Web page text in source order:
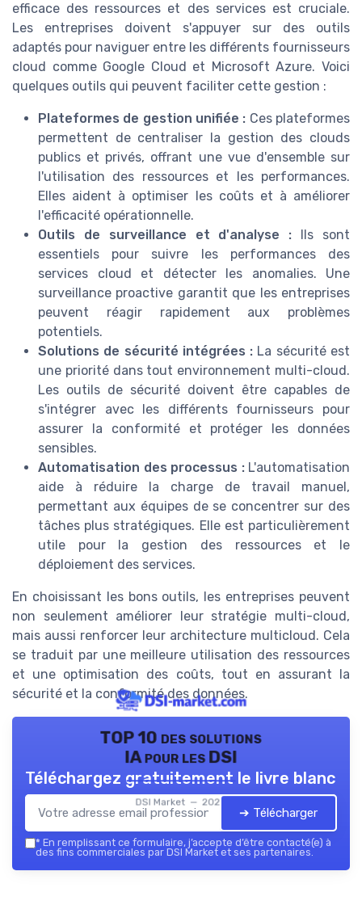
efficace des ressources et des services est cruciale.
Les entreprises doivent s'appuyer sur des outils
adaptés pour naviguer entre les différents fournisseurs
cloud comme Google Cloud et Microsoft Azure. Voici
quelques outils qui peuvent faciliter cette gestion :
Plateformes de gestion unifiée : Ces plateformes
permettent de centraliser la gestion des clouds
publics et privés, offrant une vue d'ensemble sur
l'utilisation des ressources et les performances.
Elles aident à optimiser les coûts et à améliorer
l'efficacité opérationnelle.
Outils de surveillance et d'analyse : Ils sont
essentiels pour suivre les performances des
services cloud et détecter les anomalies. Une
surveillance proactive garantit que les entreprises
peuvent réagir rapidement aux problèmes
potentiels.
Solutions de sécurité intégrées : La sécurité est
une priorité dans tout environnement multi-cloud.
Les outils de sécurité doivent être capables de
s'intégrer avec les différents fournisseurs pour
assurer la conformité et protéger les données
sensibles.
Automatisation des processus :L'automatisation
aide à réduire la charge de travail manuel,
permettant aux équipes de se concentrer sur des
tâches plus stratégiques. Elle est particulièrement
utile pour la gestion des ressources et le
déploiement des services.
En choisissant les bons outils, les entreprises peuvent
non seulement améliorer leur stratégie multi-cloud,
mais aussi renforcer leur architecture multicloud. Cela
se traduit par une meilleure utilisation des ressources
et une optimisation des coûts, tout en assurant la
sécurité et la conformité des données.
TOP 10 des solutions
IA pour les DSI
DSI Market — 2026
Téléchargez gratuitement le livre blanc
➔ Télécharger
* En remplissant ce formulaire, j’accepte d’être contacté(e) à
des fins commerciales par DSI Market et ses partenaires.